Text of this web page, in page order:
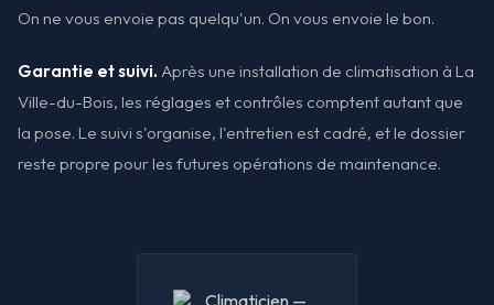
On ne vous envoie pas quelqu'un. On vous envoie le bon.
Garantie et suivi. Après une installation de climatisation à La
Ville-du-Bois, les réglages et contrôles comptent autant que
la pose. Le suivi s'organise, l'entretien est cadré, et le dossier
reste propre pour les futures opérations de maintenance.